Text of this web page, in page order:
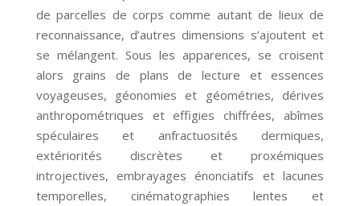
de parcelles de corps comme autant de lieux de
reconnaissance, d’autres dimensions s’ajoutent et
se mélangent. Sous les apparences, se croisent
alors grains de plans de lecture et essences
voyageuses, géonomies et géométries, dérives
anthropométriques et effigies chiffrées, abîmes
spéculaires et anfractuosités dermiques,
extériorités discrètes et proxémiques
introjectives, embrayages énonciatifs et lacunes
temporelles, cinématographies lentes et